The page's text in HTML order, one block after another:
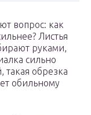
вопрос: как
Листья
руками,
сильно
такая обрезка
обильному